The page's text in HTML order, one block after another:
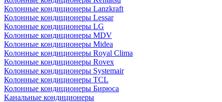
Колонные кондиционеры Lanzkraft
Колонные кондиционеры Lessar
Колонные кондиционеры LG
Колонные кондиционеры MDV
Колонные кондиционеры Midea
Колонные кондиционеры Royal Clima
Колонные кондиционеры Rovex
Колонные кондиционеры Systemair
Колонные кондиционеры TCL
Колонные кондиционеры Бирюса
Канальные кондиционеры